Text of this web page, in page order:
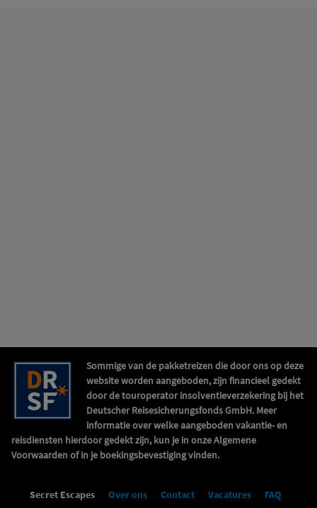
Sommige van de pakketreizen die door ons op deze
website worden aangeboden, zijn financieel gedekt
door de touroperator insolventieverzekering bij het
Deutscher Reisesicherungsfonds GmbH. Meer
informatie over welke aangeboden vakantie- en
reisdiensten hierdoor gedekt zijn, kun je in onze Algemene
Voorwaarden of in je boekingsbevestiging vinden.
Secret Escapes Over ons Contact Vacatures FAQ